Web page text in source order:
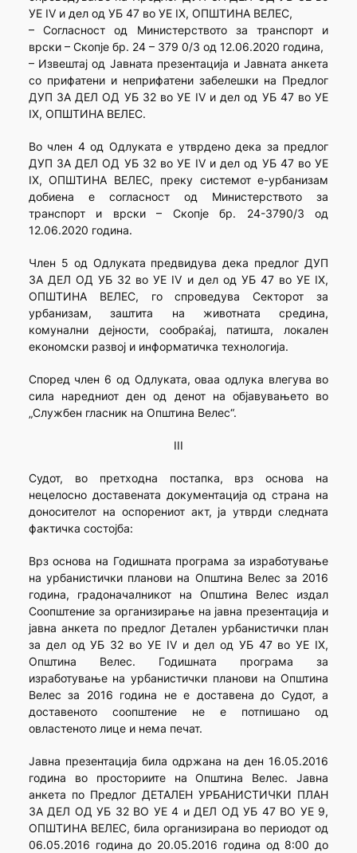
УЕ IV и дел од УБ 47 во УЕ IX, ОПШТИНА ВЕЛЕС,
– Согласност од Министерството за транспорт и
врски – Скопје бр. 24 – 379 0/3 од 12.06.2020 година,
– Извештај од Јавната презентација и Јавната анкета
со прифатени и неприфатени забелешки на Предлог
ДУП ЗА ДЕЛ ОД УБ 32 во УЕ IV и дел од УБ 47 во УЕ
IX, ОПШТИНА ВЕЛЕС.
Во член 4 од Одлуката е утврдено дека за предлог
ДУП ЗА ДЕЛ ОД УБ 32 во УЕ IV и дел од УБ 47 во УЕ
IX, ОПШТИНА ВЕЛЕС, преку системот е-урбанизам
добиена е согласност од Министерството за
транспорт и врски – Скопје бр. 24-3790/3 од
12.06.2020 година.
Член 5 од Одлуката предвидува дека предлог ДУП
ЗА ДЕЛ ОД УБ 32 во УЕ IV и дел од УБ 47 во УЕ IX,
ОПШТИНА ВЕЛЕС, го спроведува Секторот за
урбанизам, заштита на животната средина,
комунални дејности, сообраќај, патишта, локален
економски развој и информатичка технологија.
Според член 6 од Одлуката, оваа одлука влегува во
сила наредниот ден од денот на објавувањето во
„Службен гласник на Општина Велес“.
III
Судот, во претходна постапка, врз основа на
нецелосно доставената документација од страна нa
доносителот на оспорениот акт, ја утврди следната
фактичка состојба:
Врз основа на Годишната програма за изработување
на урбанистички планови на Општина Велес за 2016
година, градоначалникот на Општина Велес издал
Соопштение за организирање на јавна презентација и
јавна анкета по предлог Детален урбанистички план
за дел од УБ 32 во УЕ IV и дел од УБ 47 во УЕ IX,
Општина Велес. Годишната програма за
изработување на урбанистички планови на Општина
Велес за 2016 година не е доставена до Судот, а
доставеното соопштение не е потпишано од
овластеното лице и нема печат.
Јавна презентација била одржана на ден 16.05.2016
година во просториите на Општина Велес. Јавна
анкета по Предлог ДЕТАЛЕН УРБАНИСТИЧКИ ПЛАН
ЗА ДЕЛ ОД УБ 32 ВО УЕ 4 и ДЕЛ ОД УБ 47 ВО УЕ 9,
ОПШТИНА ВЕЛЕС, била организирана во периодот од
06.05.2016 година до 20.05.2016 година од 8:00 до